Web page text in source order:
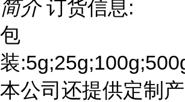
简介 订货信息:
包
装
本公司还提供定制